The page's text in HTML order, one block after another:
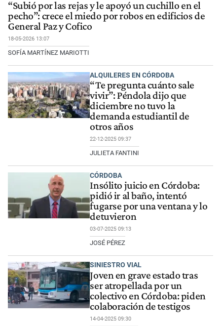
“Subió por las rejas y le apoyó un cuchillo en el
pecho”: crece el miedo por robos en edificios de
General Paz y Cofico
18-05-2026 13:07
SOFÍA MARTÍNEZ MARIOTTI
ALQUILERES EN CÓRDOBA
​“Te pregunta cuánto sale
vivir”: Péndola dijo que
diciembre no tuvo la
demanda estudiantil de
otros años
22-12-2025 09:37
JULIETA FANTINI
CÓRDOBA
Insólito juicio en Córdoba:
pidió ir al baño, intentó
fugarse por una ventana y lo
detuvieron
03-07-2025 09:13
JOSÉ PÉREZ
SINIESTRO VIAL
Joven en grave estado tras
ser atropellada por un
colectivo en Córdoba: piden
colaboración de testigos
14-04-2025 09:30